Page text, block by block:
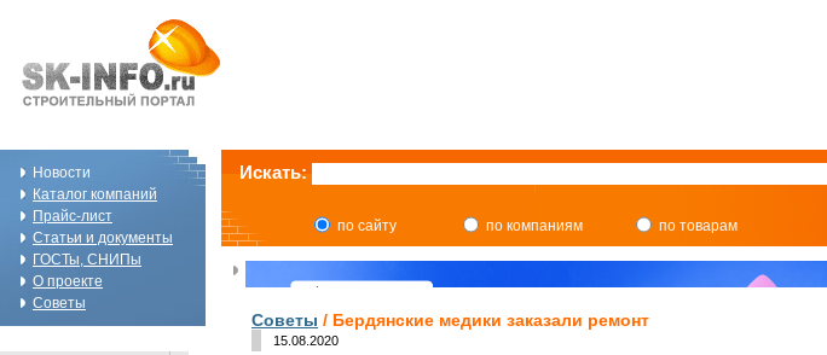
Новости
Каталог компаний
Прайс-лист
Статьи и документы
ГОСТы, СНИПы
О проекте
Советы
Искать:
по сайту по компаниям по товарам
Советы / Бердянские медики заказали ремонт
15.08.2020